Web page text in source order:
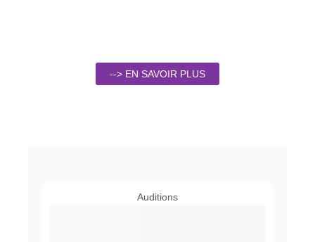
--> EN SAVOIR PLUS
Auditions